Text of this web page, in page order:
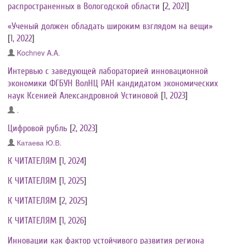
распространенных в Вологодской области [2, 2021]
«Ученый должен обладать широким взглядом на вещи»
[1, 2022]
Kochnev A.A.
Интервью с заведующей лабораторией инновационной
экономики ФГБУН ВолНЦ РАН кандидатом экономических
наук Ксенией Александровной Устиновой [1, 2023]
.
Цифровой рубль [2, 2023]
Катаева Ю.В.
К ЧИТАТЕЛЯМ [1, 2024]
К ЧИТАТЕЛЯМ [1, 2025]
К ЧИТАТЕЛЯМ [2, 2025]
К ЧИТАТЕЛЯМ [1, 2026]
Инновации как фактор устойчивого развития региона